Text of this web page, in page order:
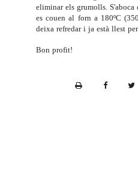
eliminar els grumolls.
es couen al forn a 180ºC
deixa refredar i ja està llest
Bon profit!